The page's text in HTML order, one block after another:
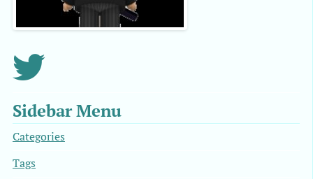
Sidebar Menu
Categories
Tags